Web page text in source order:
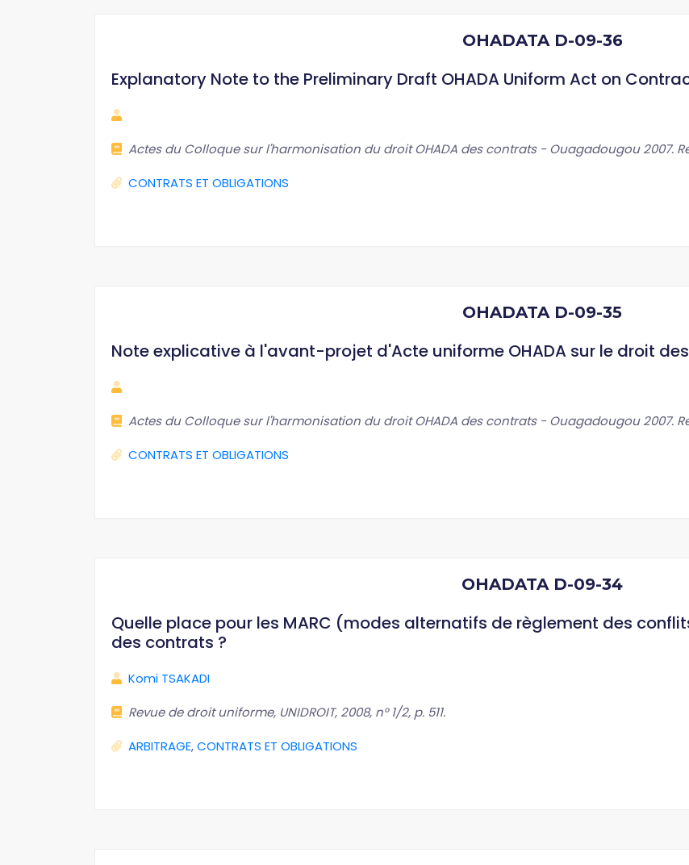
OHADATA D-09-36
Explanatory Note to the Preliminary Draft OHADA Uniform Act on
Actes du Colloque sur l'harmonisation du droit OHADA des contrats - Ouagadougou 2007.
CONTRATS ET OBLIGATIONS
OHADATA D-09-35
Note explicative à l'avant-projet d'Acte uniforme OHADA sur le droit
Actes du Colloque sur l'harmonisation du droit OHADA des contrats - Ouagadougou 2007.
CONTRATS ET OBLIGATIONS
OHADATA D-09-34
Quelle place pour les MARC (modes alternatifs de règlement des
des contrats ?
Komi TSAKADI
Revue de droit uniforme, UNIDROIT, 2008, n° 1/2, p. 511.
ARBITRAGE,CONTRATS ET OBLIGATIONS